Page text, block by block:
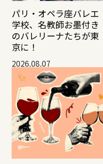
パリ・オペラ座バレエ
学校、名教師お墨付き
のバレリーナたちが東
京に！
2026.08.07